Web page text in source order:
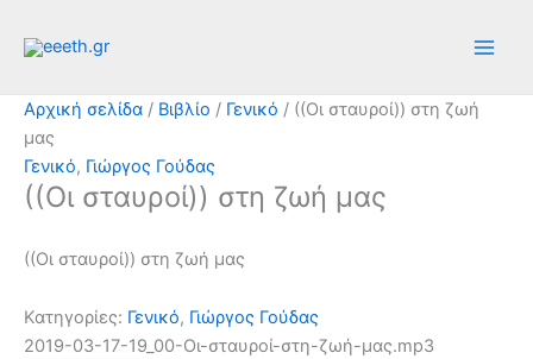
στο
Αρχική σελίδα / Βιβλίο / Γενικό / ((Οι σταυροί)) στη ζωή
μας
Γενικό, Γιώργος Γούδας
((Οι σταυροί)) στη ζωή μας
((Οι σταυροί)) στη ζωή μας
Κατηγορίες: Γενικό, Γιώργος Γούδας
2019-03-17-19_00-Οι-σταυροί-στη-ζωή-μας.mp3